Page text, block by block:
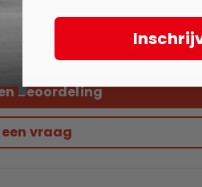
beoordeling
een vraag